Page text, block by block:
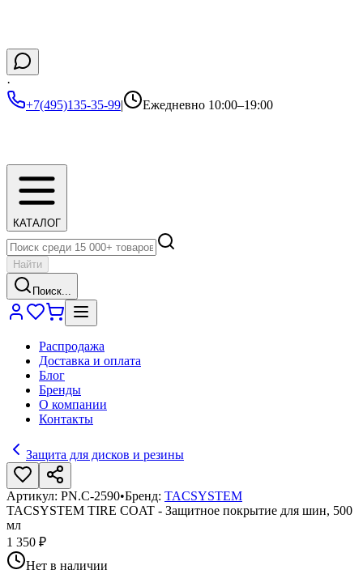
·
+7(495)135-35-99| Ежедневно 10:00–19:00
КАТАЛОГ
Найти
Поиск...
Распродажа
Доставка и оплата
Блог
Бренды
О компании
Контакты
Защита для дисков и резины
Артикул: PN.C-2590•Бренд: TACSYSTEM
TACSYSTEM TIRE COAT - Защитное покрытие для шин, 500
мл
1 350 ₽
Нет в наличии